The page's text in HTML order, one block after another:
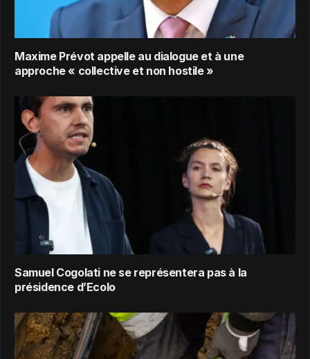
Maxime Prévot appelle au dialogue et à une
approche « collective et non hostile »
Samuel Cogolati ne se représentera pas à la
présidence d’Ecolo